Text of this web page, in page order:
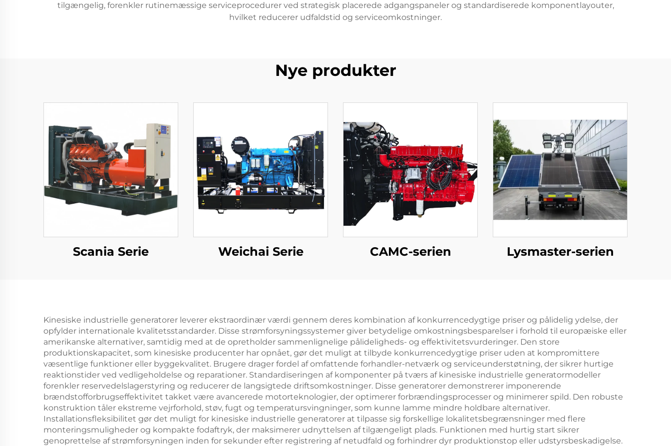
tilgængelig, forenkler rutinemæssige serviceprocedurer ved strategisk placerede adgangspaneler og standardiserede komponentlayouter,
hvilket reducerer udfaldstid og serviceomkostninger.
Nye produkter
Scania Serie Weichai Serie CAMC-serien Lysmaster-serien
Kinesiske industrielle generatorer leverer ekstraordinær værdi gennem deres kombination af konkurrencedygtige priser og pålidelig ydelse, der
opfylder internationale kvalitetsstandarder. Disse strømforsyningssystemer giver betydelige omkostningsbesparelser i forhold til europæiske eller
amerikanske alternativer, samtidig med at de opretholder sammenlignelige pålideligheds- og effektivitetsvurderinger. Den store
produktionskapacitet, som kinesiske producenter har opnået, gør det muligt at tilbyde konkurrencedygtige priser uden at kompromittere
væsentlige funktioner eller byggekvalitet. Brugere drager fordel af omfattende forhandler-netværk og serviceunderstøtning, der sikrer hurtige
reaktionstider ved vedligeholdelse og reparationer. Standardiseringen af komponenter på tværs af kinesiske industrielle generatormodeller
forenkler reservedelslagerstyring og reducerer de langsigtede driftsomkostninger. Disse generatorer demonstrerer imponerende
brændstofforbrugseffektivitet takket være avancerede motorteknologier, der optimerer forbrændingsprocesser og minimerer spild. Den robuste
konstruktion tåler ekstreme vejrforhold, støv, fugt og temperatursvingninger, som kunne lamme mindre holdbare alternativer.
Installationsfleksibilitet gør det muligt for kinesiske industrielle generatorer at tilpasse sig forskellige lokalitetsbegrænsninger med flere
monteringsmuligheder og kompakte fodaftryk, der maksimerer udnyttelsen af tilgængeligt plads. Funktionen med hurtig start sikrer
genoprettelse af strømforsyningen inden for sekunder efter registrering af netudfald og forhindrer dyr produktionstop eller udstyrsbeskadigelse.